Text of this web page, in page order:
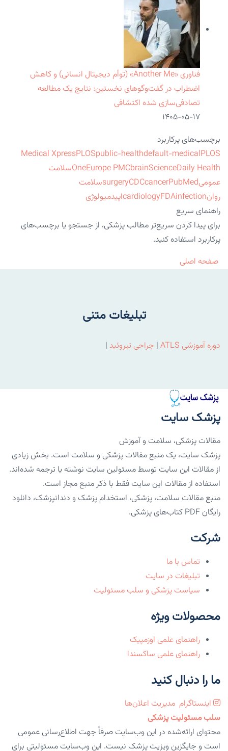
فناوری «Another Me» (توأم دیجیتال انسانی) و کاهش
اضطراب در گفت‌وگوهای نخستین: نتایج یک مطالعه
تصادفی‌سازی شده اکتشافی
۱۴۰۵-۰۵-۱۷
برچسب‌های پرکاربرد
Medical XpressPLOSpublic-healthdefault-medicalPLOS
OneEurope PMCbrainScienceDaily Health
سلامت
عمومی
surgeryCDCcancerPubMed
سلامت
روان
cardiologyFDAinfection
اپیدمیولوژی
راهنمای سریع
برای پیدا کردن سریع‌تر مطالب پزشکی، از جستجو یا برچسب‌های
پرکاربرد استفاده کنید.
صفحه اصلی
تبلیغات متنی
دوره آموزشی ATLS | جراحی تیروئید |
پزشک سایت
مقالات پزشکی، سلامت و آموزش
پزشک سایت، یک منبع مقالات پزشکی و سلامت است. بخش زیادی
از مقالات این سایت توسط مسئولین سایت نوشته یا ترجمه شده‌اند.
استفاده از مقالات این سایت فقط با ذکر منبع مجاز است.
منبع مقالات سلامت، پزشکی، استخدام پزشک و دندانپزشک، دانلود
رایگان PDF کتاب‌های پزشکی.
شرکت
تماس با ما
تبلیغات در سایت
سیاست پزشکی و سلب مسئولیت
محصولات ویژه
راهنمای علمی اوزمپیک
راهنمای علمی ساکسندا
ما را دنبال کنید
اینستاگرام مدیریت اعلان‌ها
سلب مسئولیت پزشکی
محتوای ارائه‌شده در این وب‌سایت صرفاً جهت اطلاع‌رسانی عمومی
است و جایگزین ویزیت پزشک نیست. این وب‌سایت مسئولیتی برای